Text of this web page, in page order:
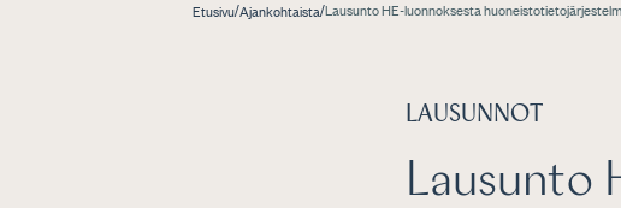
Etusivu/Ajankohtaista/Lausunto HE-luonnoksesta
LAUSUNNOT
Lausunto